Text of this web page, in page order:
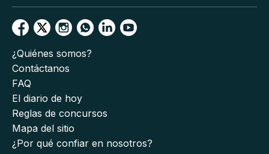
¿Quiénes somos?
Contáctanos
FAQ
El diario de hoy
Reglas de concursos
Mapa del sitio
¿Por qué confiar en nosotros?